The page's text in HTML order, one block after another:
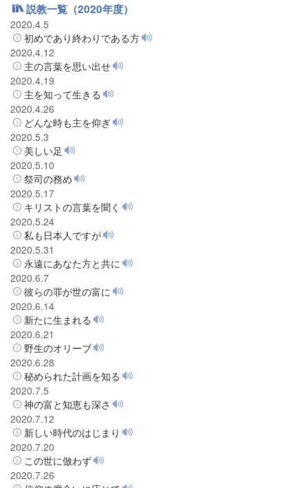
説教一覧（2020年度）
2020.4.5
初めであり終わりである方
2020.4.12
主の言葉を思い出せ
2020.4.19
主を知って生きる
2020.4.26
どんな時も主を仰ぎ
2020.5.3
美しい足
2020.5.10
祭司の務め
2020.5.17
キリストの言葉を聞く
2020.5.24
私も日本人ですが
2020.5.31
永遠にあなた方と共に
2020.6.7
彼らの罪が世の富に
2020.6.14
新たに生まれる
2020.6.21
野生のオリーブ
2020.6.28
秘められた計画を知る
2020.7.5
神の富と知恵も深さ
2020.7.12
新しい時代のはじまり
2020.7.20
この世に倣わず
2020.7.26